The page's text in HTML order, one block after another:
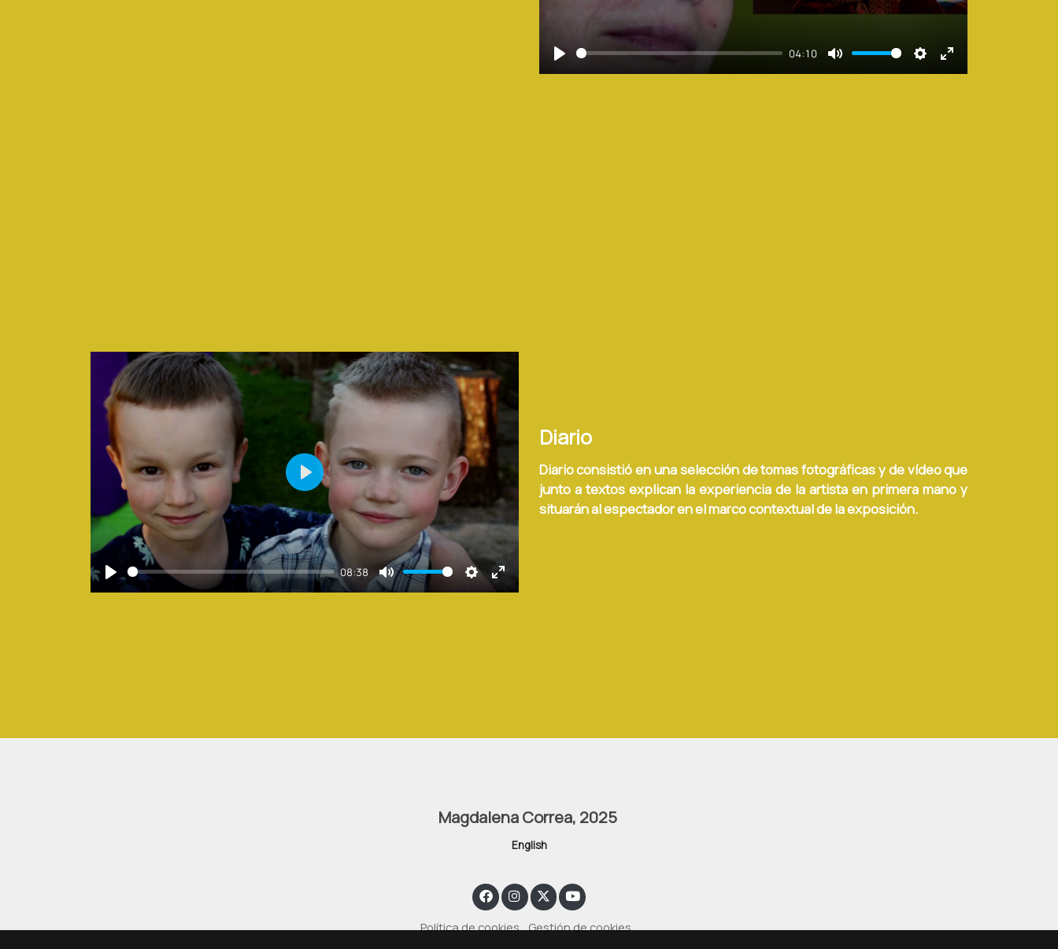
Play
04:10
Mute Settings
Enter
Play
08:38
Mute Settings
Enter
Play
Diario
Diario consistió en una selección de tomas fotográficas y de vídeo que
junto a textos explican la experiencia de la artista en primera mano y
situarán al espectador en el marco contextual de la exposición.
Magdalena Correa, 2025
English
Política de cookies Gestión de cookies